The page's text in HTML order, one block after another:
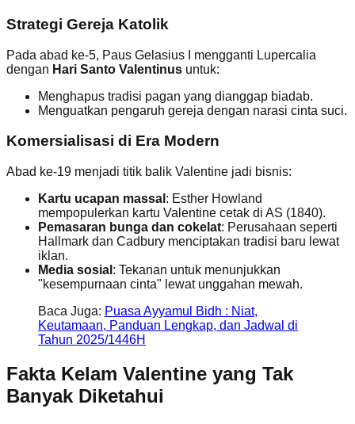
Strategi Gereja Katolik
Pada abad ke-5, Paus Gelasius I mengganti Lupercalia
dengan Hari Santo Valentinus untuk:
Menghapus tradisi pagan yang dianggap biadab.
Menguatkan pengaruh gereja dengan narasi cinta suci.
Komersialisasi di Era Modern
Abad ke-19 menjadi titik balik Valentine jadi bisnis:
Kartu ucapan massal : Esther Howland
mempopulerkan kartu Valentine cetak di AS (1840).
Pemasaran bunga dan cokelat: Perusahaan seperti
Hallmark dan Cadbury menciptakan tradisi baru lewat
iklan.
Media sosial : Tekanan untuk menunjukkan
"kesempurnaan cinta" lewat unggahan mewah.
Baca Juga: Puasa Ayyamul Bidh : Niat,
Keutamaan, Panduan Lengkap, dan Jadwal di
Tahun 2025/1446H
Fakta Kelam Valentine yang Tak
Banyak Diketahui